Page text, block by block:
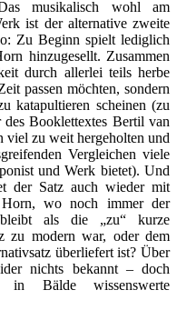
musikalisch wohl am
ist der alternative zweite
Zu Beginn spielt lediglich
hinzugesellt. Zusammen
durch allerlei teils herbe
passen möchten, sondern
katapultieren scheinen (zu
Booklettextes Bertil van
viel zu weit hergeholten und
Vergleichen viele
und Werk bietet). Und
der Satz auch wieder mit
Horn, wo noch immer der
als die „zu“ kurze
zu modern war, oder dem
überliefert ist? Über
nichts bekannt – doch
Bälde wissenswerte